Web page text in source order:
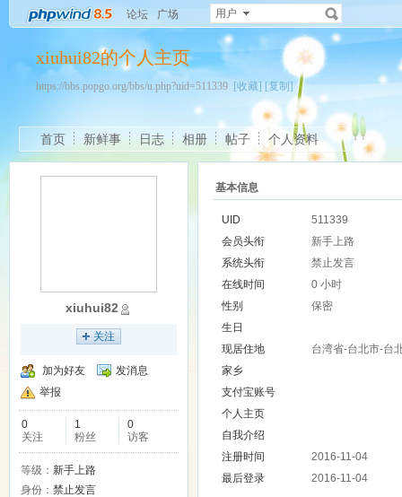
论坛 广场 用户
xiuhui82的个人主页
https://bbs.popgo.org/bbs/u.php?uid=511339 [收藏] [复制]
首页 新鲜事 日志 相册 帖子 个人资料
xiuhui82
关注
加为好友
发消息
举报
0
关注
1
粉丝
0
访客
等级： 新手上路
身份： 禁止发言
基本信息
UID
511339
会员头衔
新手上路
系统头衔
禁止发言
在线时间
0 小时
性别
保密
生日
现居住地
台湾省-台北市-台
家乡
支付宝账号
个人主页
自我介绍
注册时间
2016-11-04
最后登录
2016-11-04